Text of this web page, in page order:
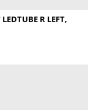
R LEFT,